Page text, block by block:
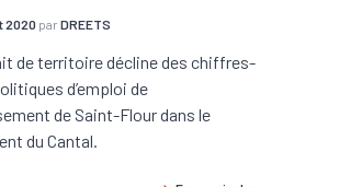
2020 par DREETS
de territoire décline des chiffres-
d’emploi de
de Saint-Flour dans le
du Cantal.